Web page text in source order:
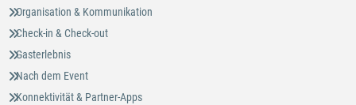
Organisation & Kommunikation
Check-in & Check-out
Gasterlebnis
Nach dem Event
Konnektivität & Partner-Apps